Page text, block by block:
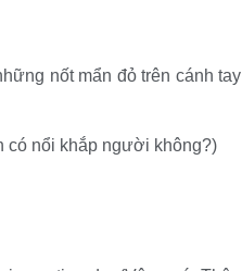
nốt mẩn đỏ trên cánh tay
có nổi khắp người không?)